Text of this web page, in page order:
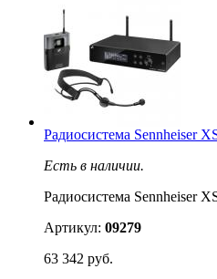
Радиосистема Sennheiser
Есть в наличии.
Радиосистема Sennheiser
Артикул: 09279
63 342 руб.